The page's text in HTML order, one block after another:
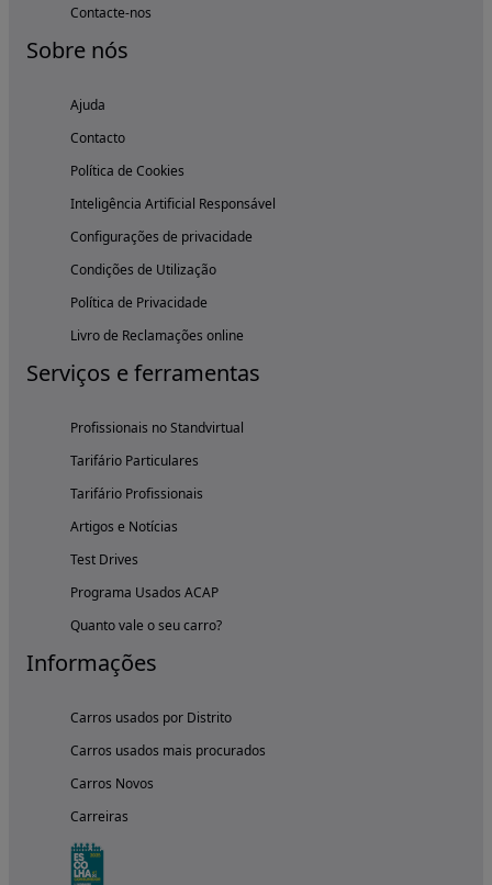
Contacte-nos
Sobre nós
Ajuda
Contacto
Política de Cookies
Inteligência Artificial Responsável
Configurações de privacidade
Condições de Utilização
Política de Privacidade
Livro de Reclamações online
Serviços e ferramentas
Profissionais no Standvirtual
Tarifário Particulares
Tarifário Profissionais
Artigos e Notícias
Test Drives
Programa Usados ACAP
Quanto vale o seu carro?
Informações
Carros usados por Distrito
Carros usados mais procurados
Carros Novos
Carreiras